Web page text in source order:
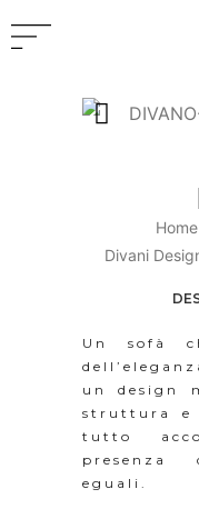
Home
Divani
Un sofà
un design
struttura e
tutto
presenza
eguali.